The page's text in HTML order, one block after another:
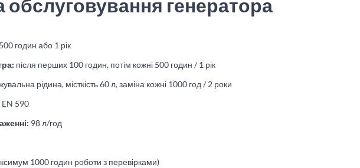
обслуговування генератора
годин або 1 рік
після перших 100 годин, потім кожні 500 годин / 1 рік
рідина, місткість 60 л, заміна кожні 1000 год / 2 роки
EN 590
98 л/год
1000 годин роботи з перевірками)